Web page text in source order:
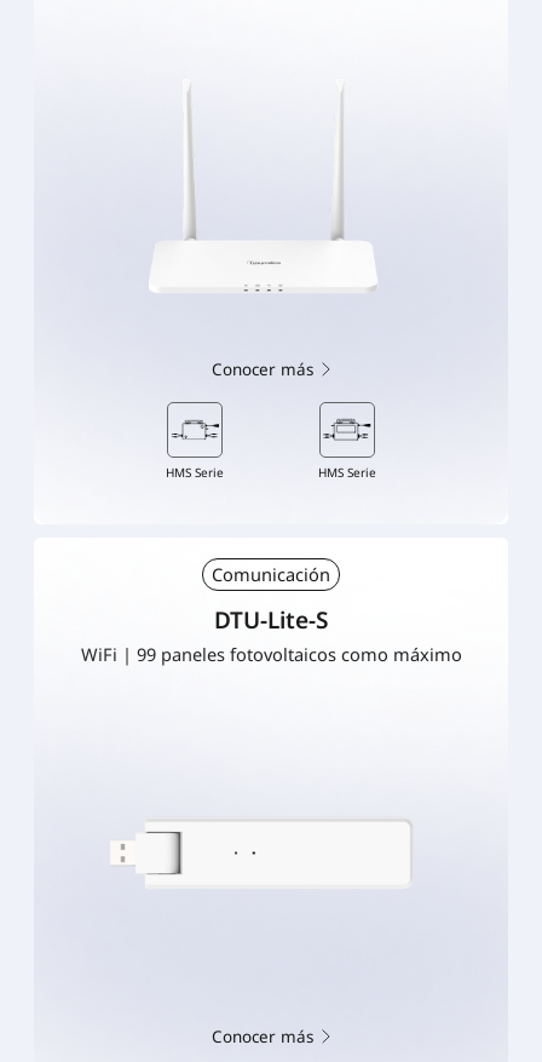
Conocer más
HMS Serie HMS Serie
Comunicación
DTU-Lite-S
WiFi | 99 paneles fotovoltaicos como máximo
Conocer más